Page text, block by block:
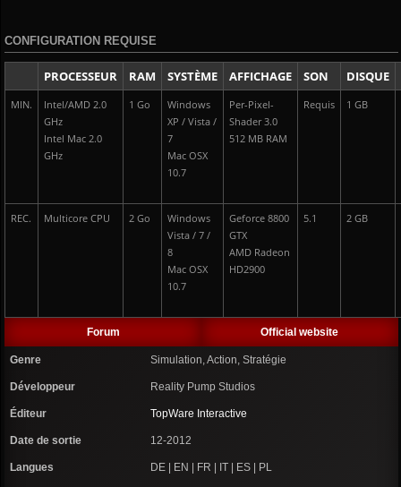
CONFIGURATION REQUISE
PROCESSEUR RAM SYSTÈME AFFICHAGE SON DISQUE
MIN.
Intel/AMD 2.0
GHz
Intel Mac 2.0
GHz
1 Go
Windows
XP / Vista /
7
Mac OSX
10.7
Per-Pixel-
Shader 3.0
512 MB RAM
Requis 1 GB
REC. Multicore CPU 2 Go
Windows
Vista / 7 /
8
Mac OSX
10.7
Geforce 8800
GTX
AMD Radeon
HD2900
5.1 2 GB
Forum Official website
Genre Simulation, Action, Stratégie
Développeur Reality Pump Studios
Éditeur TopWare Interactive
Date de sortie 12-2012
Langues DE | EN | FR | IT | ES | PL